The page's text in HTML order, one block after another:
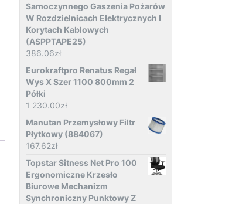
Samoczynnego Gaszenia Pożarów
W Rozdzielnicach Elektrycznych I
Korytach Kablowych
(ASPPTAPE25)
386.06zł
Eurokraftpro Renatus Regał
Wys X Szer 1100 800mm 2
Półki
1 230.00zł
Manutan Przemysłowy Filtr
Płytkowy (884067)
167.62zł
Topstar Sitness Net Pro 100
Ergonomiczne Krzesło
Biurowe Mechanizm
Synchroniczny Punktowy Z